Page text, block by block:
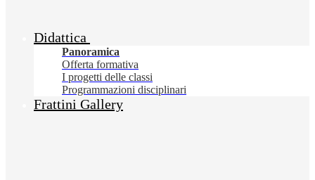
Didattica
Panoramica
Offerta formativa
I progetti delle classi
Programmazioni disciplinari
Frattini Gallery